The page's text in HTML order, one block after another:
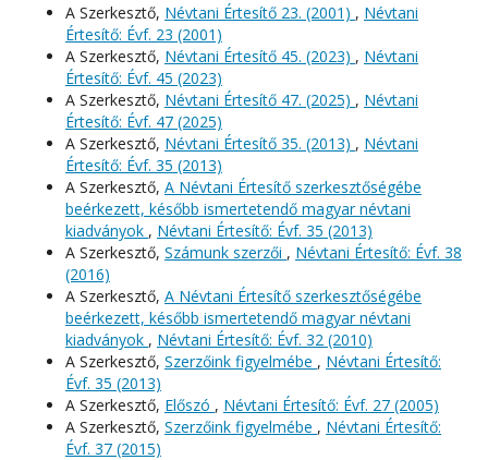
A Szerkesztő, Névtani Értesítő 23. (2001) , Névtani
Értesítő: Évf. 23 (2001)
A Szerkesztő, Névtani Értesítő 45. (2023) , Névtani
Értesítő: Évf. 45 (2023)
A Szerkesztő, Névtani Értesítő 47. (2025) , Névtani
Értesítő: Évf. 47 (2025)
A Szerkesztő, Névtani Értesítő 35. (2013) , Névtani
Értesítő: Évf. 35 (2013)
A Szerkesztő, A Névtani Értesítő szerkesztőségébe
beérkezett, később ismertetendő magyar névtani
kiadványok , Névtani Értesítő: Évf. 35 (2013)
A Szerkesztő, Számunk szerzői , Névtani Értesítő: Évf. 38
(2016)
A Szerkesztő, A Névtani Értesítő szerkesztőségébe
beérkezett, később ismertetendő magyar névtani
kiadványok , Névtani Értesítő: Évf. 32 (2010)
A Szerkesztő, Szerzőink figyelmébe , Névtani Értesítő:
Évf. 35 (2013)
A Szerkesztő, Előszó , Névtani Értesítő: Évf. 27 (2005)
A Szerkesztő, Szerzőink figyelmébe , Névtani Értesítő:
Évf. 37 (2015)